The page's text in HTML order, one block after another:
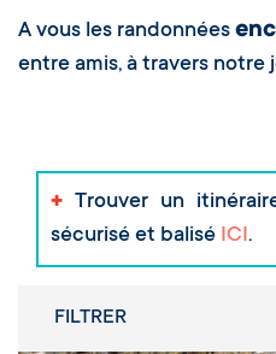
A vous les randonnées
entre amis, à travers notre
+ Trouver un
sécurisé et balisé ICI.
FILTRER